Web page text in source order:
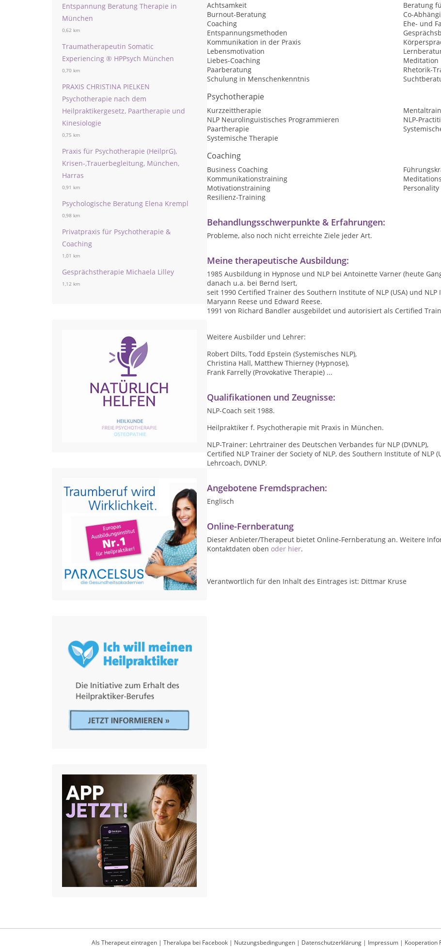
Entspannung Beratung Therapie in
München
0,62 km
Traumatherapeutin Somatic
Experiencing ® HPPsych München
0,70 km
PRAXIS CHRISTINA PIELKEN
Psychotherapie nach dem
Heilpraktikergesetz, Paartherapie und
Kinesiologie
0,75 km
Praxis für Psychotherapie (HeilprG),
Krisen-,Trauerbegleitung, München,
Harras
0,91 km
Psychologische Beratung Elena Krempl
0,98 km
Privatpraxis für Psychotherapie &
Coaching
1,01 km
Gesprächstherapie Michaela Lilley
1,12 km
Achtsamkeit
Beratung
Burnout-Beratung
Co-
Coaching
Ehe- und
Entspannungsmethoden
Kommunikation in der Praxis
Lebensmotivation
Liebes-Coaching
Meditation
Paarberatung
Rhetorik-
Schulung in Menschenkenntnis
Psychotherapie
Kurzzeittherapie
NLP Neurolinguistisches Programmieren
NLP-
Paartherapie
Systemische Therapie
Coaching
Business Coaching
Kommunikationstraining
Motivationstraining
Resilienz-Training
Behandlungsschwerpunkte & Erfahrungen:
Probleme, also noch nicht erreichte Ziele jeder Art.
Meine therapeutische Ausbildung:
1985 Ausbildung in Hypnose und NLP bei Antoinette Varner (heute
danach u.a. bei Bernd Isert,
seit 1990 Certified Trainer des Southern Institute of NLP (USA) und
Maryann Reese und Edward Reese.
1991 von Richard Bandler ausgebildet und autorisiert als Certified
Weitere Ausbilder und Lehrer:
Robert Dilts, Todd Epstein (Systemisches NLP),
Christina Hall, Matthew Thierney (Hypnose),
Frank Farrelly (Provokative Therapie) ...
Qualifikationen und Zeugnisse:
NLP-Coach seit 1988.
Heilpraktiker f. Psychotherapie mit Praxis in München.
NLP-Trainer: Lehrtrainer des Deutschen Verbandes für NLP (DVNLP),
Certified NLP Trainer der Society of NLP, des Southern Institute of NLP
Lehrcoach, DVNLP.
Angebotene Fremdsprachen:
Englisch
Online-Fernberatung
Dieser Anbieter/Therapeut bietet Online-Fernberatung an. Weitere
Kontaktdaten oben oder hier.
Verantwortlich für den Inhalt des Eintrages ist: Dittmar Kruse
Als Therapeut eintragen| Theralupa bei Facebook| Nutzungsbedingungen| Datenschutzerklärung| Impressum| Kooperation